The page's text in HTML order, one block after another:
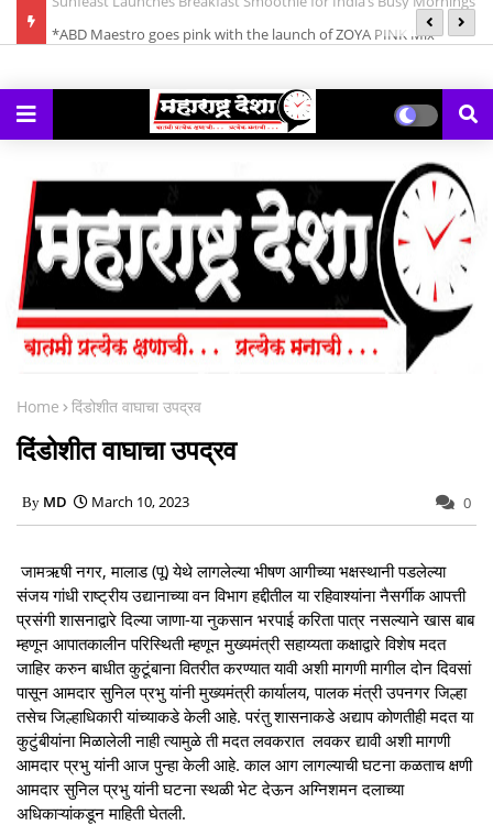
*ABD Maestro goes pink with the launch of ZOYA PINK Mix
Home दिंडोशीत वाघाचा उपद्रव
दिंडोशीत वाघाचा उपद्रव
MD March 10, 2023 0
जामऋषी नगर, मालाड (पू) येथे लागलेल्या भीषण आगीच्या भक्षस्थानी पडलेल्या
संजय गांधी राष्ट्रीय उद्यानाच्या वन विभाग हद्दीतील या रहिवाश्यांना नैसर्गीक आपत्ती
प्रसंगी शासनाद्वारे दिल्या जाणा-या नुकसान भरपाई करिता पात्र नसल्याने खास बाब
म्हणून आपातकालीन परिस्थिती म्हणून मुख्यमंत्री सहाय्यता कक्षाद्वारे विशेष मदत
जाहिर करुन बाधीत कुटूंबाना वितरीत करण्यात यावी अशी मागणी मागील दोन दिवसां
पासून आमदार सुनिल प्रभु यांनी मुख्यमंत्री कार्यालय, पालक मंत्री उपनगर जिल्हा
तसेच जिल्हाधिकारी यांच्याकडे केली आहे. परंतु शासनाकडे अद्याप कोणतीही मदत या
कुटुंबीयांना मिळालेली नाही त्यामुळे ती मदत लवकरात लवकर द्यावी अशी मागणी
आमदार प्रभु यांनी आज पुन्हा केली आहे. काल आग लागल्याची घटना कळताच क्षणी
आमदार सुनिल प्रभु यांनी घटना स्थळी भेट देऊन अग्निशमन दलाच्या
अधिकाऱ्यांकडून माहिती घेतली.